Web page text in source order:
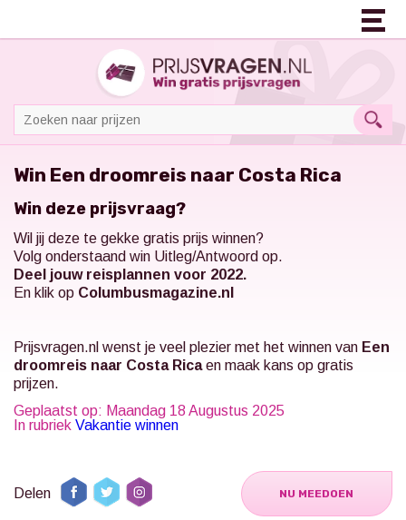
Win Een droomreis naar Costa Rica
Win deze prijsvraag?
Wil jij deze te gekke gratis prijs winnen?
Volg onderstaand win Uitleg/Antwoord op.
Deel jouw reisplannen voor 2022.
En klik op Columbusmagazine.nl
Prijsvragen.nl wenst je veel plezier met het winnen van Een
droomreis naar Costa Ricaen maak kans op gratis
prijzen.
Geplaatst op: Maandag 18 Augustus 2025
In rubriek Vakantie winnen
Delen NU MEEDOEN